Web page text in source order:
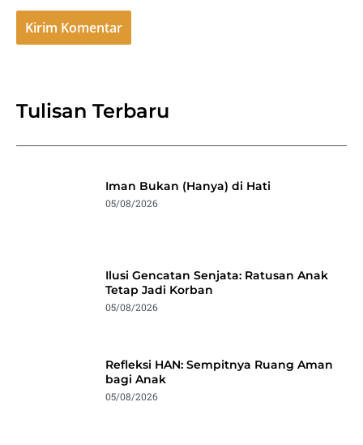
Tulisan Terbaru
Iman Bukan (Hanya) di Hati
05/08/2026
Ilusi Gencatan Senjata: Ratusan Anak
Tetap Jadi Korban
05/08/2026
Refleksi HAN: Sempitnya Ruang Aman
bagi Anak
05/08/2026